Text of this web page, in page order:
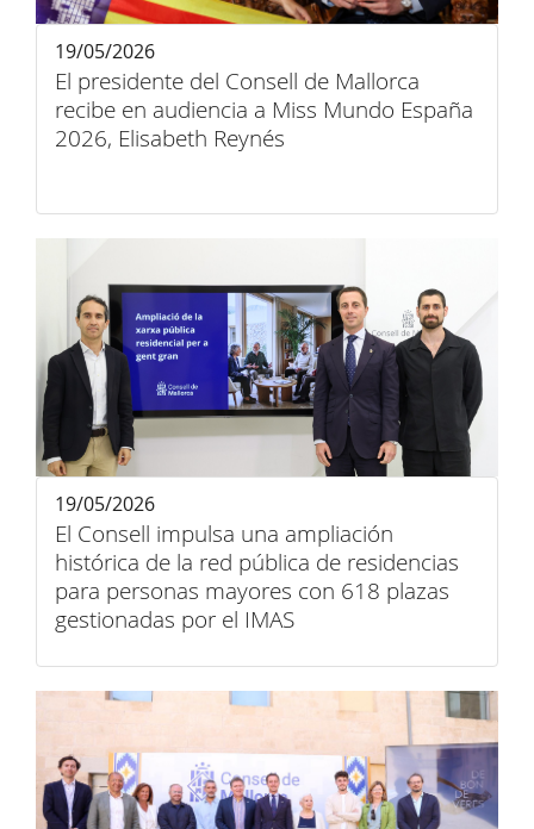
El presidente del Consell de Mallorca
recibe en audiencia a Miss Mundo España
2026, Elisabeth Reynés
19/05/2026
El Consell impulsa una ampliación
histórica de la red pública de residencias
para personas mayores con 618 plazas
gestionadas por el IMAS
19/05/2026